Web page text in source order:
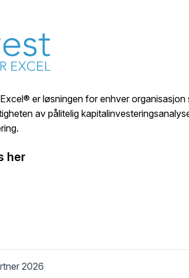
er løsningen for enhver organisasjon
av pålitelig
her
2026